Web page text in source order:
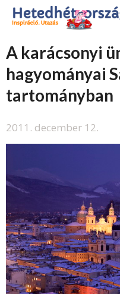
A karácsonyi
hagyományai
tartományban
2011. december 12.